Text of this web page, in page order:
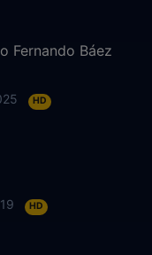
Fernando Báez
HD
HD